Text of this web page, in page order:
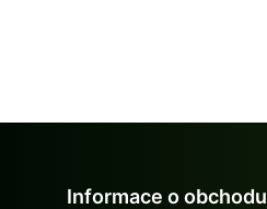
Informace o obchodu